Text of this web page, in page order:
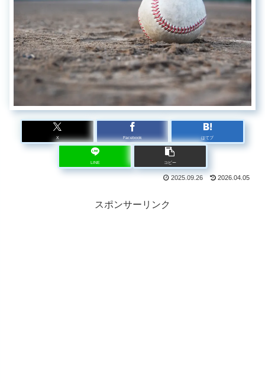
X Facebook はてブ
LINE コピー
2025.09.26 2026.04.05
スポンサーリンク